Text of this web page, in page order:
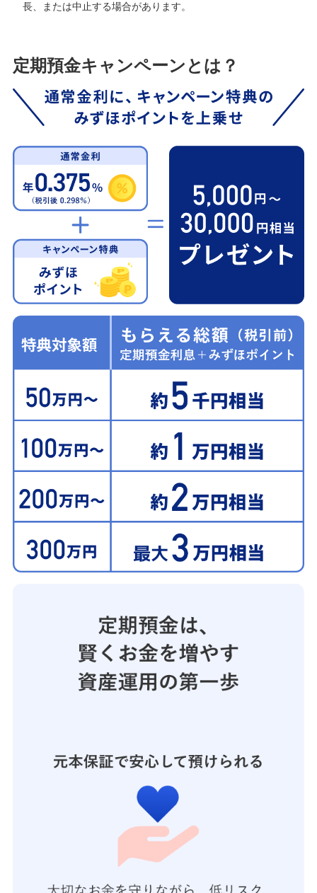
長、または中止する場合があります。
定期預金キャンペーンとは？